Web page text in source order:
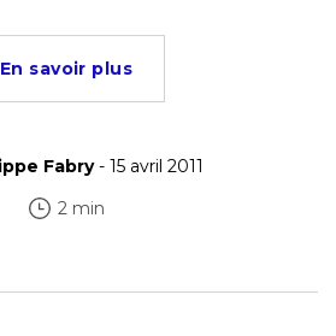
En savoir plus
Fabry- 15 avril 2011
2 min